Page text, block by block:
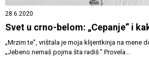
28.6.2020
Svet u crno-belom: „Cepanje” i
„Mrzim te”, vrištala je moja klijentkinja na mene
„Jebeno nemaš pojma šta radiš.” Provela...